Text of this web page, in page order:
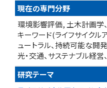
現在の専門分野
環境影響評価, 土木計画学
キーワード(ライフサイクル
ュートラル、持続可能な開
光・交通、サステナブル経
研究テーマ